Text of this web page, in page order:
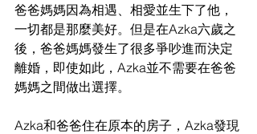
爸爸媽媽因為相遇、相愛並生下了他，
一切都是那麼美好。但是在Azka六歲之
後，爸爸媽媽發生了很多爭吵進而決定
離婚，即使如此，Azka並不需要在爸爸
媽媽之間做出選擇。
Azka和爸爸住在原本的房子，Azka發現